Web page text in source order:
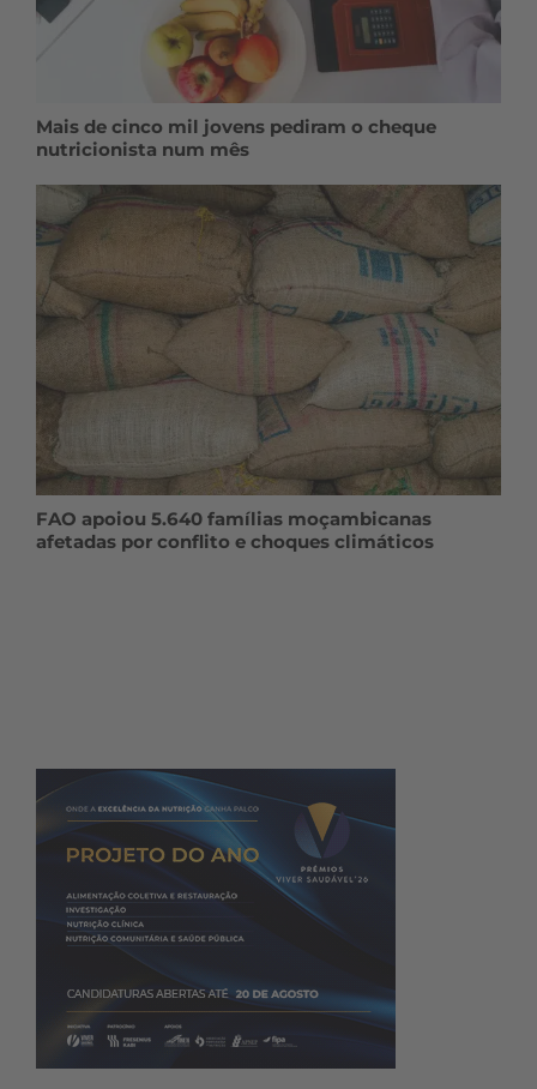
Mais de cinco mil jovens pediram o cheque
nutricionista num mês
FAO apoiou 5.640 famílias moçambicanas
afetadas por conflito e choques climáticos